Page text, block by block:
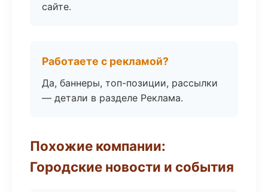
сайте.
Работаете с рекламой?
Да, баннеры, топ-позиции, рассылки
— детали в разделе Реклама.
Похожие компании:
Городские новости и события